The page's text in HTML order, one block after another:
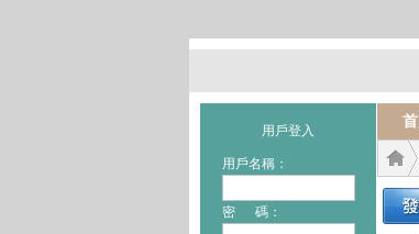
用戶登入
用戶名稱：
密 碼：